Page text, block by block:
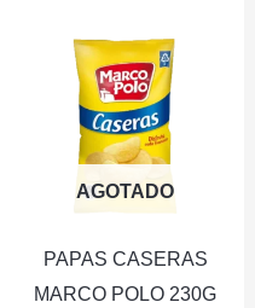
AGOTADO
PAPAS CASERAS
MARCO POLO 230G